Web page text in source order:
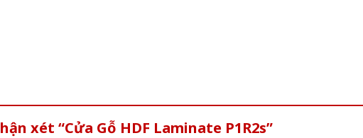
xét “Cửa Gỗ HDF Laminate P1R2s”